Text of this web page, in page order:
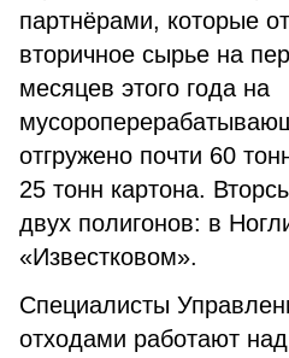
партнёрами, которые
вторичное сырье на
месяцев этого года на
отгружено почти 60
25 тонн картона.
двух полигонов: в
«Известковом».
Специалисты
отходами работают